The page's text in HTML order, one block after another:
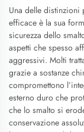
Una delle
efficace è la sua
sicurezza dello
aspetti che spesso
aggressivi. Molti
grazie a sostanze
compromettono
esterno duro che
che lo smalto si
conservazione